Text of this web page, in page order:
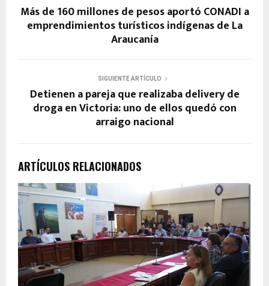
Más de 160 millones de pesos aportó CONADI a
emprendimientos turísticos indígenas de La
Araucanía
SIGUIENTE ARTÍCULO
Detienen a pareja que realizaba delivery de
droga en Victoria: uno de ellos quedó con
arraigo nacional
ARTÍCULOS RELACIONADOS